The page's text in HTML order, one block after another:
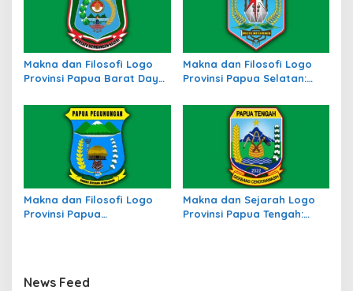
Makna dan Filosofi Logo
Provinsi Papua Barat Daya:
Baru di Timur Indonesia
Makna dan Filosofi Logo
Provinsi Papua Selatan:
Papua
Makna dan Filosofi Logo
Provinsi Papua
Makna dan Sejarah Logo
Provinsi Papua Tengah:
News Feed